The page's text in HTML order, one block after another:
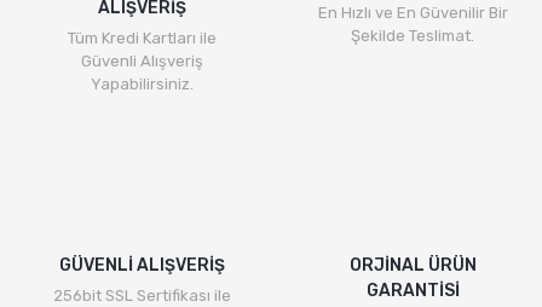
ALIŞVERİŞ
Tüm Kredi Kartları ile
Güvenli Alışveriş
Yapabilirsiniz.
En Hızlı ve En Güvenilir Bir
Şekilde Teslimat.
GÜVENLİ ALIŞVERİŞ
256bit SSL Sertifikası ile
ORJİNAL ÜRÜN
GARANTİSİ